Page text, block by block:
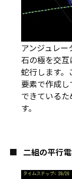
アンジュレ
石の極を交
蛇行します。
要素で作成
できている
す。
二組の平行